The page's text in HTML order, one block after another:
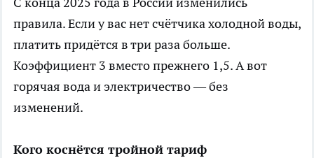
правила. Если у вас нет счётчика холодной воды,
платить придётся в три раза больше.
Коэффициент 3 вместо прежнего 1,5. А вот
горячая вода и электричество — без
изменений.
Кого коснётся тройной тариф